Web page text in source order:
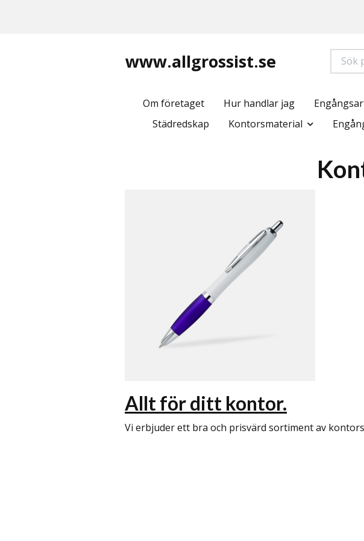
www.allgrossist.se
Om företaget Hur handlar jag
Städredskap
Kontorsmaterial
Allt för ditt kontor.
Vi erbjuder ett bra och prisvärd sortiment av